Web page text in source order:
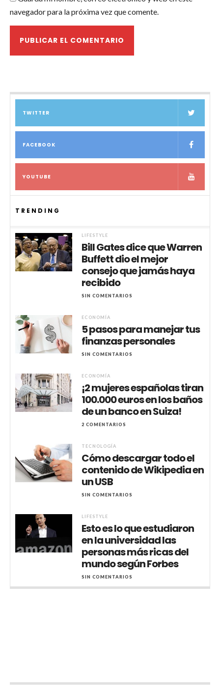
navegador para la próxima vez que comente.
TWITTER
FACEBOOK
YOUTUBE
TRENDING
LIFESTYLE
Bill Gates dice que Warren
Buffett dio el mejor
consejo que jamás haya
recibido
SIN COMENTARIOS
ECONOMÍA
5 pasos para manejar tus
finanzas personales
SIN COMENTARIOS
ECONOMÍA
¡2 mujeres españolas tiran
100.000 euros en los baños
de un banco en Suiza!
2 COMENTARIOS
TECNOLOGÍA
Cómo descargar todo el
contenido de Wikipedia en
un USB
SIN COMENTARIOS
LIFESTYLE
Esto es lo que estudiaron
en la universidad las
personas más ricas del
mundo según Forbes
SIN COMENTARIOS